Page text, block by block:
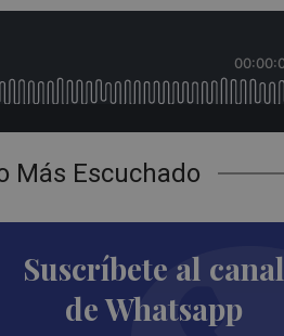
Más Escuchado
Suscríbete al canal
de Whatsapp